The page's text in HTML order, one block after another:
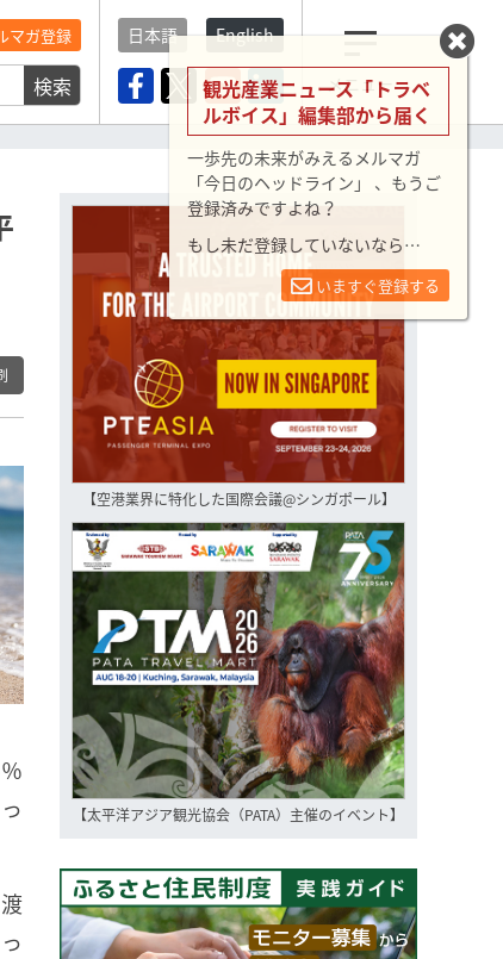
マガ登録
検索
日本語 English
メニュー
【空港業界に特化した国際会議@シンガポール】
【太平洋アジア観光協会（PATA）主催のイベント】
観光産業ニュース「トラベ
ルボイス」編集部から届く
一歩先の未来がみえるメルマガ
「今日のヘッドライン」 、もうご
登録済みですよね？
もし未だ登録していないなら…
いますぐ登録する